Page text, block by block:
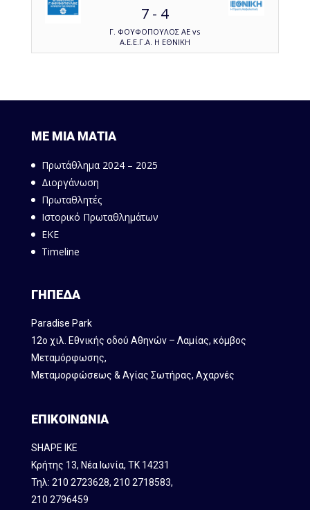
7 - 4
Γ. ΦΟΥΦΟΠΟΥΛΟΣ ΑΕ vs
Α.Ε.Ε.Γ.Α. Η ΕΘΝΙΚΗ
ΜΕ ΜΙΑ ΜΑΤΙΑ
Πρωτάθλημα 2024 – 2025
Διοργάνωση
Πρωταθλητές
Ιστορικό Πρωταθλημάτων
ΕΚΕ
Timeline
ΓΗΠΕΔΑ
Paradise Park
12ο χιλ. Εθνικής οδού Αθηνών – Λαμίας, κόμβος
Mεταμόρφωσης,
Μεταμορφώσεως & Αγίας Σωτήρας, Αχαρνές
ΕΠΙΚΟΙΝΩΝΙΑ
SHAPE IKE
Κρήτης 13, Νέα Ιωνία, ΤΚ 14231
Τηλ: 210 2723628, 210 2718583,
210 2796459